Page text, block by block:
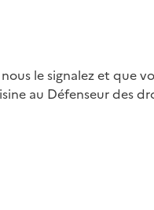
le signalez et que
au Défenseur des